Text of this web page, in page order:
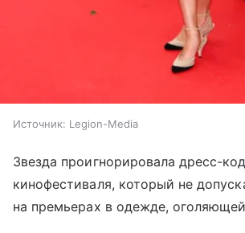
Источник: Legion-Media
Звезда проигнорировала дресс-
кинофестиваля, который не
на премьерах в одежде,